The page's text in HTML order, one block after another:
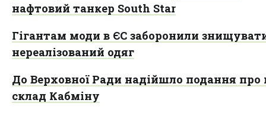
нафтовий танкер South Star
Гігантам моди в ЄС заборонили
нереалізований одяг
До Верховної Ради надійшло подання про
склад Кабміну